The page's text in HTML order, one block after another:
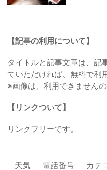
【記事の利用について】
タイトルと記事文章は、記
ていただければ、無料で利
※画像は、利用できませんの
【リンクついて】
リンクフリーです。
天気 電話番号 カテ